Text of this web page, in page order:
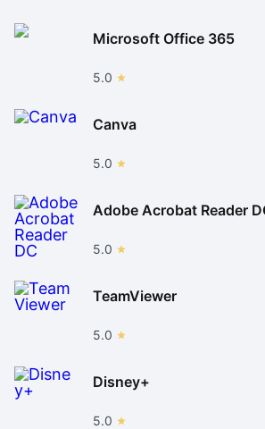
Microsoft Office 365
5.0
Canva
5.0
Adobe Acrobat Reader
5.0
TeamViewer
5.0
Disney+
5.0